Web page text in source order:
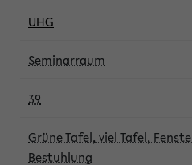
UHG
Seminarraum
39
Grüne Tafel, viel Tafel,
Bestuhlung